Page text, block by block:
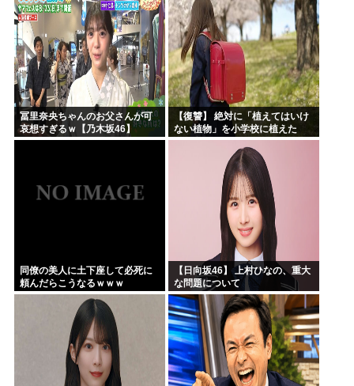
冨里奈央ちゃんのお父さんが可
哀想すぎるｗ【乃木坂46】
【復讐】 絶対に「植えてはいけ
ない植物」を小学校に植えた
→20年経って見に行くと…
「！？」衝撃の光景が・・・
同僚の美人に土下座して必死に
頼んだらこうなるｗｗｗ
【日向坂46】 上村ひなの、重大
な問題について